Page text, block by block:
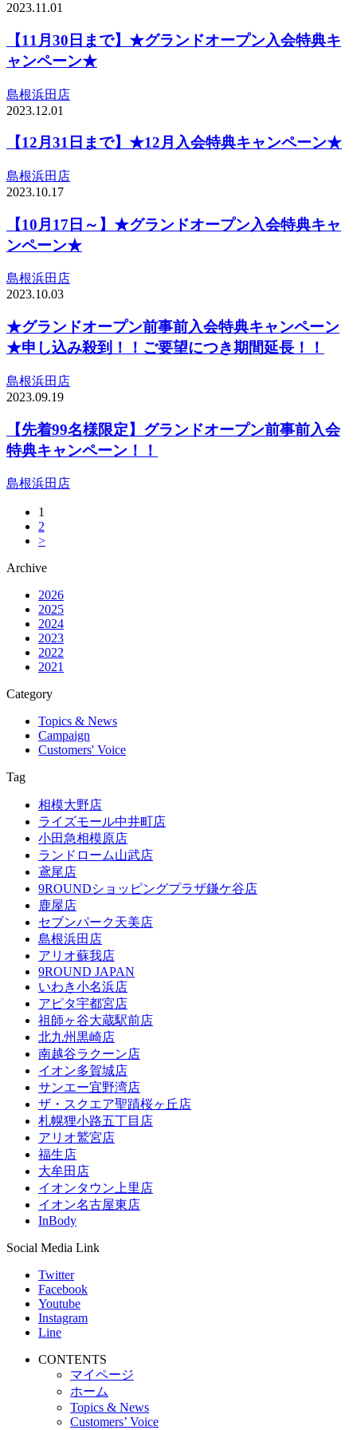
2023.11.01
【11月30日まで】★グランドオープン入会特典キ
ャンペーン★
島根浜田店
2023.12.01
【12月31日まで】★12月入会特典キャンペーン★
島根浜田店
2023.10.17
【10月17日～】★グランドオープン入会特典キャ
ンペーン★
島根浜田店
2023.10.03
★グランドオープン前事前入会特典キャンペーン
★申し込み殺到！！ご要望につき期間延長！！
島根浜田店
2023.09.19
【先着99名様限定】グランドオープン前事前入会
特典キャンペーン！！
島根浜田店
1
2
>
Archive
2026
2025
2024
2023
2022
2021
Category
Topics & News
Campaign
Customers' Voice
Tag
相模大野店
ライズモール中井町店
小田急相模原店
ランドローム山武店
鳶尾店
9ROUNDショッピングプラザ鎌ケ谷店
鹿屋店
セブンパーク天美店
島根浜田店
アリオ蘇我店
9ROUND JAPAN
いわき小名浜店
アピタ宇都宮店
祖師ヶ谷大蔵駅前店
北九州黒崎店
南越谷ラクーン店
イオン多賀城店
サンエー宜野湾店
ザ・スクエア聖蹟桜ヶ丘店
札幌狸小路五丁目店
アリオ鷲宮店
福生店
大牟田店
イオンタウン上里店
イオン名古屋東店
InBody
Social Media Link
Twitter
Facebook
Youtube
Instagram
Line
CONTENTS
マイページ
ホーム
Topics & News
Customers’ Voice